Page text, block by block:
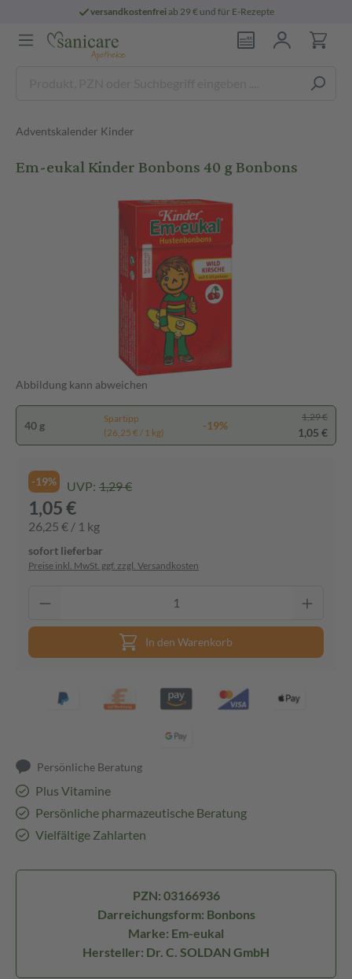
versandkostenfreiab 29 € und für E-Rezepte
Adventskalender Kinder
Em-eukal Kinder Bonbons 40 g Bonbons
Abbildung kann abweichen
40 g
Spartipp
(26,25 € / 1 kg)
-19%
1,29 €
1,05 €
-19% UVP: 1,29 €
1,05 €
26,25 € / 1 kg
sofort lieferbar
Preise inkl. MwSt. ggf. zzgl. Versandkosten
In den Warenkorb
Persönliche Beratung
Plus Vitamine
Persönliche pharmazeutische Beratung
Vielfältige Zahlarten
PZN: 03166936
Darreichungsform: Bonbons
Marke: Em-eukal
Hersteller: Dr. C. SOLDAN GmbH